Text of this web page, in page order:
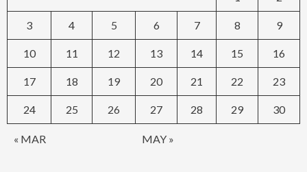
« MAR MAY »
3 4 5 6 7 8 9
10 11 12 13 14 15 16
17 18 19 20 21 22 23
24 25 26 27 28 29 30